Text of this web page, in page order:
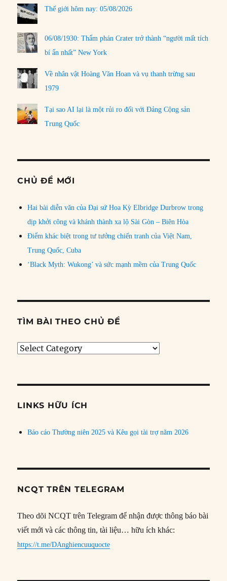
Thế giới hôm nay: 05/08/2026
06/08/1930: Thẩm phán Crater trở thành “người mất tích
bí ẩn nhất” New York
Về nhân vật Hoàng Văn Hoan và vụ thanh trừng sau
1979
Tại sao AI lại là một rủi ro đối với Đảng Cộng sản
Trung Quốc
CHỦ ĐỀ MỚI
Hai bài diễn văn của Đại sứ Hoa Kỳ Elbridge Durbrow trong
dịp khởi công và khánh thành xa lộ Sài Gòn – Biên Hòa
Điểm khác biệt trong tư tưởng chiến tranh của Việt Nam,
Trung Quốc, Cuba
‘Black Myth: Wukong’ và sức mạnh mềm của Trung Quốc
TÌM BÀI THEO CHỦ ĐỀ
Tìm
đề
LINKS HỮU ÍCH
Báo cáo Thường niên 2025 và Kêu gọi tài trợ năm 2026
NCQT TRÊN TELEGRAM
Theo dõi NCQT trên Telegram để nhận được thông báo bài
viết mới và các thông tin, tài liệu… hữu ích khác:
https://t.me/DAnghiencuuquocte